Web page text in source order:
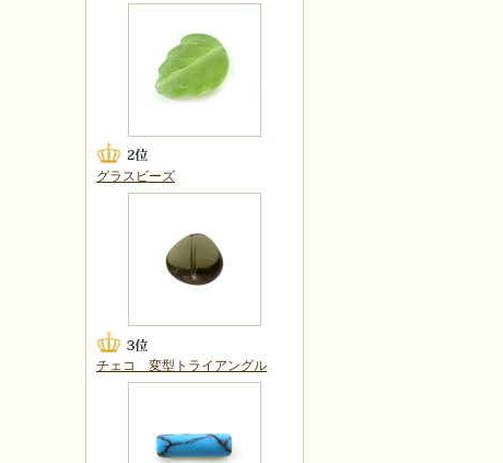
グラスビーズ
チェコ 変型トライアングル